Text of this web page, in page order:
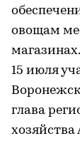
овощам
15 июля
глава
хозяйства